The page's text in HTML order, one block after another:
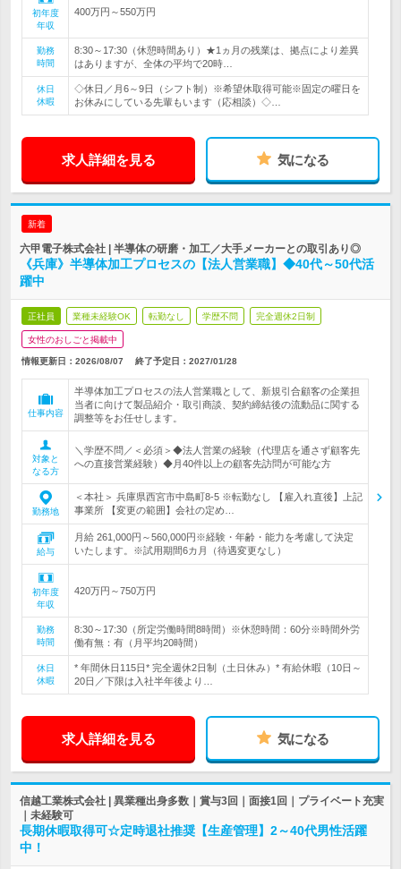
初年度
年収
400万円～550万円
勤務
時間
8:30～17:30（休憩時間あり）★1ヵ月の残業は、拠点により差異
はありますが、全体の平均で20時…
休日
休暇
◇休日／月6～9日（シフト制）※希望休取得可能※固定の曜日を
お休みにしている先輩もいます（応相談）◇…
求人詳細を見る 気になる
新着
六甲電子株式会社 | 半導体の研磨・加工／大手メーカーとの取引あり◎
《兵庫》半導体加工プロセスの【法人営業職】◆40代～50代活
躍中
正社員 業種未経験OK 転勤なし 学歴不問 完全週休2日制
女性のおしごと掲載中
情報更新日：2026/08/07 終了予定日： 2027/01/28
仕事内容
半導体加工プロセスの法人営業職として、新規引合顧客の企業担
当者に向けて製品紹介・取引商談、契約締結後の流動品に関する
調整等をお任せします。
対象と
なる方
＼学歴不問／＜必須＞◆法人営業の経験（代理店を通さず顧客先
への直接営業経験）◆月40件以上の顧客先訪問が可能な方
勤務地
＜本社＞ 兵庫県西宮市中島町8-5 ※転勤なし 【雇入れ直後】上記
事業所 【変更の範囲】会社の定め…
給与
月給 261,000円～560,000円※経験・年齢・能力を考慮して決定
いたします。※試用期間6カ月（待遇変更なし）
初年度
年収
420万円～750万円
勤務
時間
8:30～17:30（所定労働時間8時間）※休憩時間：60分※時間外労
働有無：有（月平均20時間）
休日
休暇
* 年間休日115日* 完全週休2日制（土日休み）* 有給休暇（10日～
20日／下限は入社半年後より…
求人詳細を見る 気になる
信越工業株式会社 | 異業種出身多数｜賞与3回｜面接1回｜プライベート充実
｜未経験可
長期休暇取得可☆定時退社推奨【生産管理】2～40代男性活躍
中！